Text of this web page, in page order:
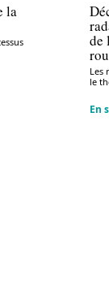
la
de
Les
le
En